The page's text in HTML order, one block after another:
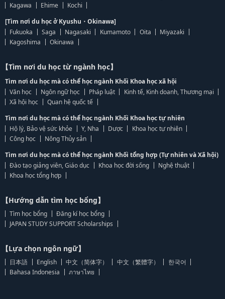
Kagawa
Ehime
Kochi
[Tìm nơi du học ở Kyushu・Okinawa]
Fukuoka
Saga Nagasaki Kumamoto Oita
Miyazaki
Kagoshima
Okinawa
【Tìm nơi du học từ ngành học】
Tìm nơi du học mà có thể học ngành Khối Khoa học xã hội
Văn học
Ngôn ngữ học Pháp luật
Kinh tế, Kinh doanh, Thương mại
Xã hội học
Quan hệ quốc tế
Tìm nơi du học mà có thể học ngành Khối Khoa học tự nhiên
Hộ lý, Bảo vệ sức khỏe
Y, Nha Dược
Khoa học tự nhiên
Công học
Nông Thủy sản
Tìm nơi du học mà có thể học ngành Khối tổng hợp (Tự nhiên và Xã hội)
Đào tạo giảng viên, Giáo dục
Khoa học đời sống
Nghệ thuật
Khoa học tổng hợp
【Hướng dẫn tìm học bổng】
Tìm học bổng
Đăng kí học bổng
JAPAN STUDY SUPPORT Scholarships
【Lựa chọn ngôn ngữ】
日本語 English 中文（简体字） 中文（繁體字）
한국어
Bahasa Indonesia
ภาษาไทย